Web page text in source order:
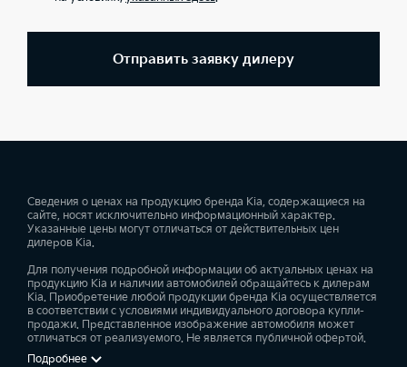
Отправить заявку дилеру
Сведения о ценах на продукцию бренда Kia, содержащиеся на
сайте, носят исключительно информационный характер.
Указанные цены могут отличаться от действительных цен
дилеров Kia.
Для получения подробной информации об актуальных ценах на
продукцию Kia и наличии автомобилей обращайтесь к дилерам
Kia. Приобретение любой продукции бренда Kia осуществляется
в соответствии с условиями индивидуального договора купли-
продажи. Представленное изображение автомобиля может
отличаться от реализуемого. Не является публичной офертой.
Подробнее